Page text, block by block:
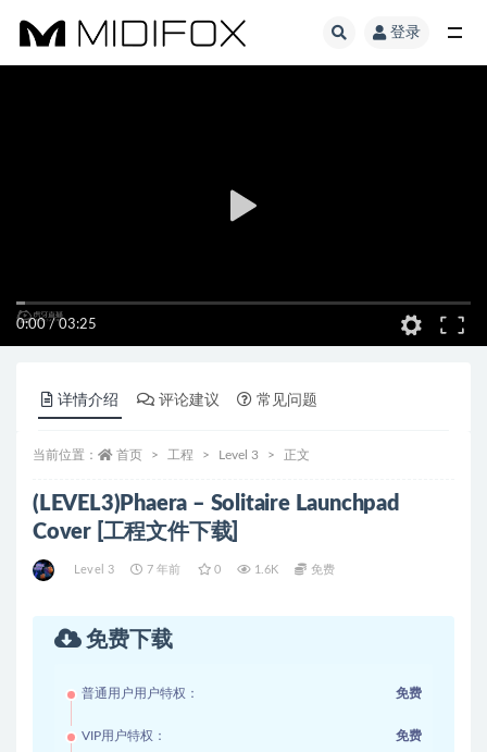
登录
0:00/03:25
详情介绍 评论建议 常见问题
当前位置： 首页 工程 Level 3 正文
(LEVEL3)Phaera – Solitaire Launchpad
Cover [工程文件下载]
Level 3 7 年前 0 1.6K 免费
免费下载
普通用户用户特权： 免费
VIP用户特权： 免费